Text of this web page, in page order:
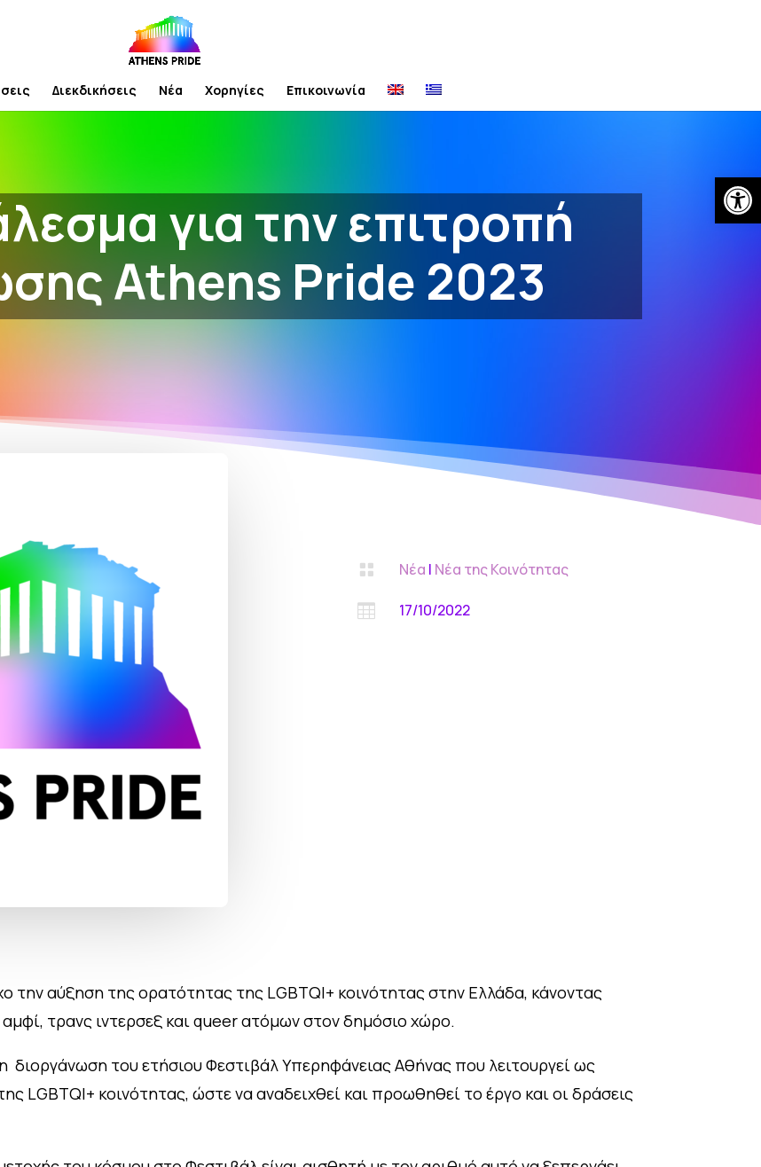
Διεκδικήσεις Νέα Χορηγίες Επικοινωνία
για την επιτροπή
Athens Pride 2023
 Νέα | Νέα της Κοινότητας
 17/10/2022
την αύξηση της ορατότητας της LGBTQI+ κοινότητας στην Ελλάδα, κάνοντας
τρανς ιντερσεξ και queer ατόμων στον δημόσιο χώρο.
η διοργάνωση του ετήσιου Φεστιβάλ Υπερηφάνειας Αθήνας που λειτουργεί ως
LGBTQI+ κοινότητας, ώστε να αναδειχθεί και προωθηθεί το έργο και οι δράσεις